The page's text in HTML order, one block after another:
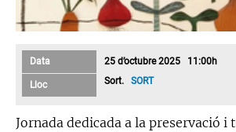
Data 25 d’octubre 2025 11:00h
Lloc Sort.SORT
Jornada dedicada a la preservació i